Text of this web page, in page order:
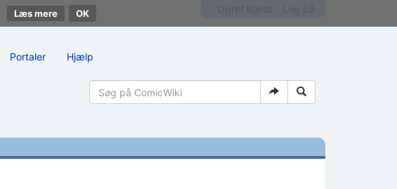
Læs mere
Portaler Hjælp